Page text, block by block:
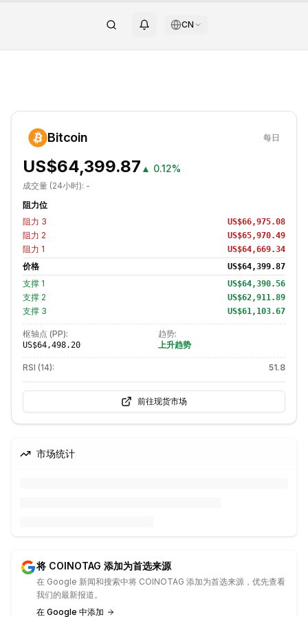
CN
Bitcoin 每日
US$64,399.87 ▲ 0.12%
成交量 (24小时): -
阻力位
阻力 3 US$66,975.08
阻力 2 US$65,970.49
阻力 1 US$64,669.34
价格 US$64,399.87
支撑 1 US$64,390.56
支撑 2 US$62,911.89
支撑 3 US$61,103.67
枢轴点 (PP):
US$64,498.20
趋势:
上升趋势
RSI (14): 51.8
前往现货市场
市场统计
将 COINOTAG 添加为首选来源
在 Google 新闻和搜索中将 COINOTAG 添加为首选来源，优先查看
我们的最新报道。
在 Google 中添加